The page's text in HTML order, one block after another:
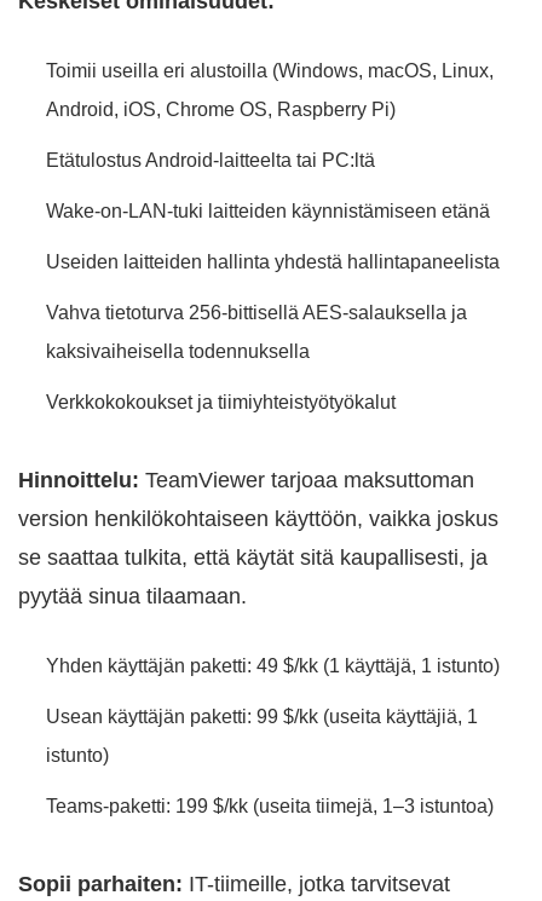
Toimii useilla eri alustoilla (Windows, macOS, Linux,
Android, iOS, Chrome OS, Raspberry Pi)
Etätulostus Android-laitteelta tai PC:ltä
Wake-on-LAN-tuki laitteiden käynnistämiseen etänä
Useiden laitteiden hallinta yhdestä hallintapaneelista
Vahva tietoturva 256-bittisellä AES-salauksella ja
kaksivaiheisella todennuksella
Verkkokokoukset ja tiimiyhteistyötyökalut
Hinnoittelu: TeamViewer tarjoaa maksuttoman
version henkilökohtaiseen käyttöön, vaikka joskus
se saattaa tulkita, että käytät sitä kaupallisesti, ja
pyytää sinua tilaamaan.
Yhden käyttäjän paketti: 49 $/kk (1 käyttäjä, 1 istunto)
Usean käyttäjän paketti: 99 $/kk (useita käyttäjiä, 1
istunto)
Teams-paketti: 199 $/kk (useita tiimejä, 1–3 istuntoa)
Sopii parhaiten: IT-tiimeille, jotka tarvitsevat